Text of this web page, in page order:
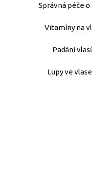
Správná péče o
Vitamíny na
Padání
Lupy ve